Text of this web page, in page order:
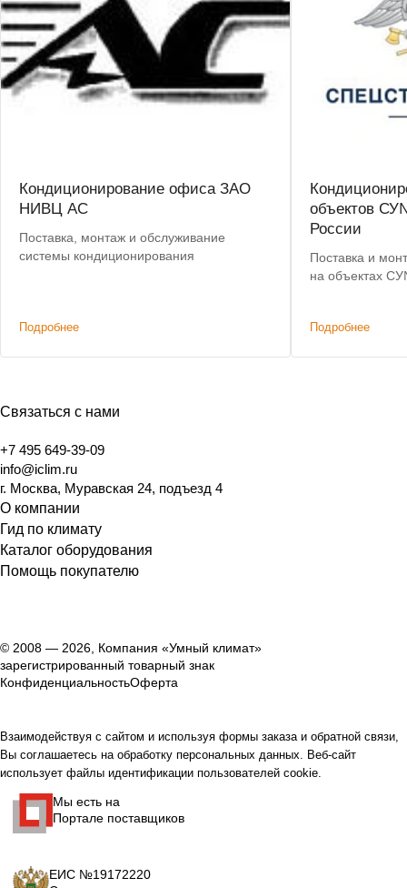
Кондиционирование офиса ЗАО
НИВЦ АС
Поставка, монтаж и обслуживание
системы кондиционирования
Подробнее
объектов
России
Поставка и
на объектах
Подробнее
Связаться с нами
+7 495 649-39-09
info@iclim.ru
г. Москва, Муравская 24, подъезд 4
О компании
Гид по климату
Каталог оборудования
Помощь покупателю
© 2008 — 2026, Компания «Умный климат»
зарегистрированный товарный знак
КонфиденциальностьОферта
Взаимодействуя с сайтом и используя формы заказа и обратной связи,
Вы соглашаетесь на обработку персональных данных. Веб-сайт
использует файлы идентификации пользователей cookie.
Мы есть на
Портале поставщиков
ЕИС №19172220